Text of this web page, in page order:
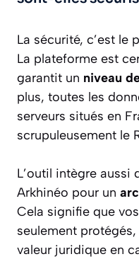
La sécurité, c’est le
La plateforme est
garantit un niveau
plus, toutes les
serveurs situés en
scrupuleusement le
L’outil intègre aussi
Arkhinéo pour un
Cela signifie que
seulement
valeur juridique en